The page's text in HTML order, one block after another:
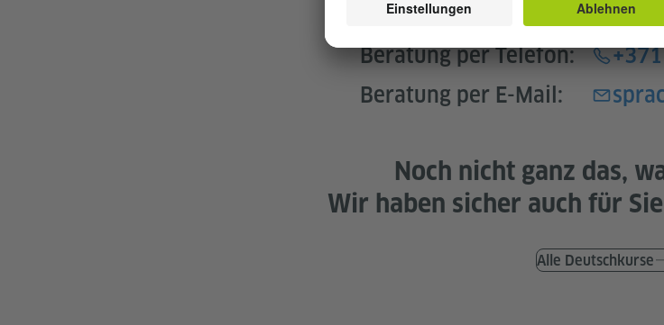
Beratung per Telefon:
Beratung per E-Mail:
Noch nicht ganz das,
Wir haben sicher auch für
Alle Deutschkurse